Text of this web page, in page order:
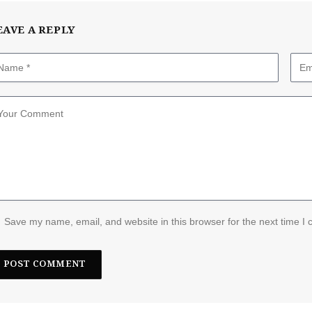
A REPLY
Save my name, email, and website in this browser for the next time I